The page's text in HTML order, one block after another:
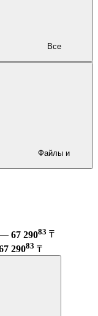
— 67 29083 ₸
29083 ₸